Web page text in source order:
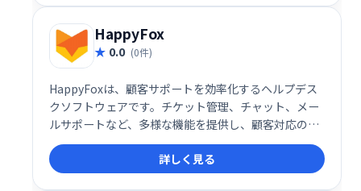
HappyFox
0.0 (0件)
HappyFoxは、顧客サポートを効率化するヘルプデス
クソフトウェアです。チケット管理、チャット、メー
ルサポートなど、多様な機能を提供し、顧客対応の迅
速化と業務の効率化を実現します。ユーザーフレンド
リーなインターフェースで、スムーズな導入と運用が
可能です。
詳しく見る